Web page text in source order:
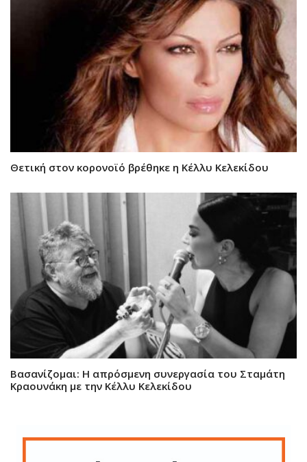
Θετική στον κορονοϊό βρέθηκε η Κέλλυ Κελεκίδου
Βασανίζομαι: Η απρόσμενη συνεργασία του Σταμάτη
Κραουνάκη με την Κέλλυ Κελεκίδου